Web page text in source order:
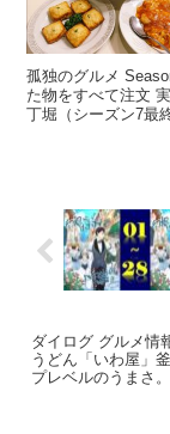
孤独のグルメ
た物をすべて注文
丁堀（シーズン7最
ダイログ グルメ情
うどん「いわ屋」
プレベルのうまさ